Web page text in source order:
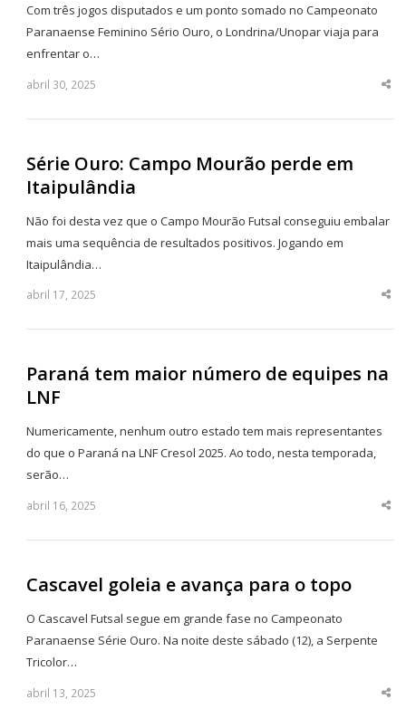
Com três jogos disputados e um ponto somado no Campeonato
Paranaense Feminino Sério Ouro, o Londrina/Unopar viaja para
enfrentar o…
abril 30, 2025
Série Ouro: Campo Mourão perde em
Itaipulândia
Não foi desta vez que o Campo Mourão Futsal conseguiu embalar
mais uma sequência de resultados positivos. Jogando em
Itaipulândia…
abril 17, 2025
Paraná tem maior número de equipes na
LNF
Numericamente, nenhum outro estado tem mais representantes
do que o Paraná na LNF Cresol 2025. Ao todo, nesta temporada,
serão…
abril 16, 2025
Cascavel goleia e avança para o topo
O Cascavel Futsal segue em grande fase no Campeonato
Paranaense Série Ouro. Na noite deste sábado (12), a Serpente
Tricolor…
abril 13, 2025